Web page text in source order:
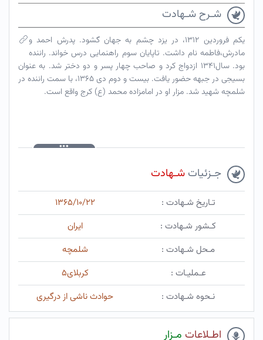
شـرح شـهادت
یکم فروردین ۱۳۱۲، در یزد چشم به جهان گشود. پدرش احمد و
مادرش،فاطمه نام داشت. تاپایان سوم راهنمایی درس خواند. راننده
بود. سال۱۳۴۱ ازدواج کرد و صاحب چهار پسر و دو دختر شد. به عنوان
بسیجی در جبهه حضور یافت. بیست و دوم دی ۱۳۶۵، با سمت راننده در
شلمچه شهید شد. مزار او در امامزاده محمد (ع) کرج واقع است.
جـزئیات شـهادت
تـاریخ شـهادت :
۱۳۶۵/۱۰/۲۲
کـشور شـهادت :
ایران
مـحل شـهادت :
شلمچه
عـملیـات :
کربلای۵
نـحوه شـهادت :
حوادث ناشی از درگیری
اطـلاعات مـزار